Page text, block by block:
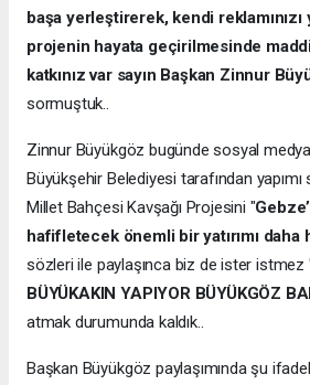
başa yerleştirerek, kendi reklamınızı
projenin hayata geçirilmesinde
katkınız var sayın Başkan Zinnur
sormuştuk..
Zinnur Büyükgöz bugünde sosyal
Büyükşehir Belediyesi tarafından
Millet Bahçesi Kavşağı Projesini "
hafifletecek önemli bir yatırımı
sözleri ile paylaşınca biz de ister istmez
BÜYÜKAKIN YAPIYOR BÜYÜKGÖZ
atmak durumunda kaldık..
Başkan Büyükgöz paylaşımında şu